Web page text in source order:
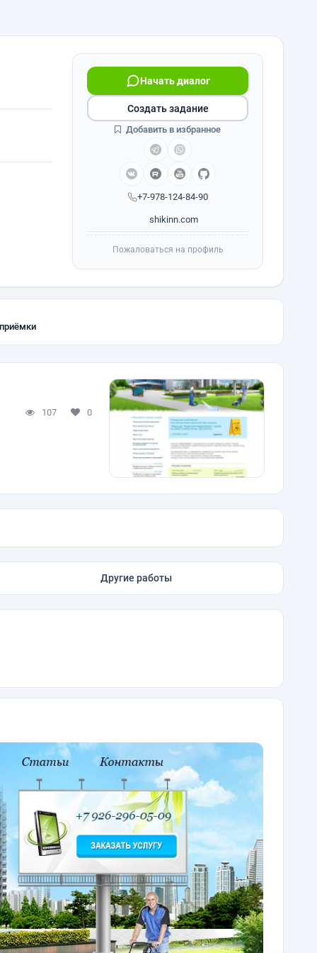
+7-978-124-84-90
Начать диалог
shikinn.com
Создать задание
Добавить в избранное
Пожаловаться на профиль
107 0
Другие работы